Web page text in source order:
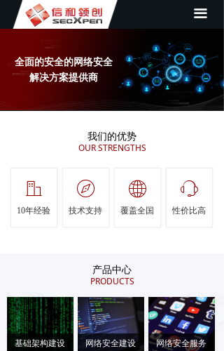
끀
首页
关于我们
新闻资讯
产品展示
联系我们
全面的安全的网络安全
解决方案提供商
我们的优势
OUR STRENGTHS
ꀶ
10年经验
ꁱ
性价比高
覆盖全国
ꄓ
技术支持
ꁀ
基础架构建设 网络安全建设 网络安全服务
产品中心
PRODUCTS